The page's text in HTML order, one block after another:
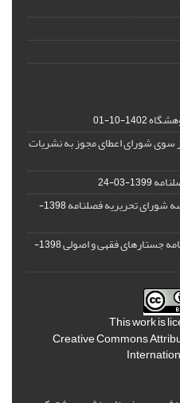
1402-10-01
سوی شورای اعطای مجوز به نشریات
1399-03-24
شورای تحریریه فصلنامه
1398-
جستارهای فقهی و اصولی
1398-
This work is
Creative Commons